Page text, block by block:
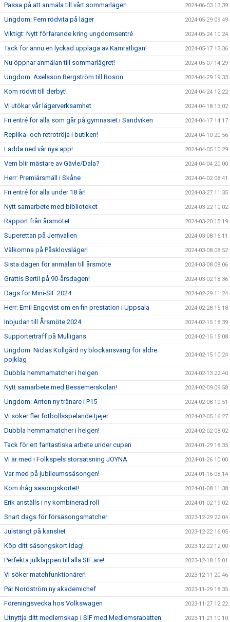
Passa på att anmäla till vårt sommarläger! 2024-06-03 13:39
Ungdom: Fem rödvita på läger 2024-05-29 09:49
Viktigt: Nytt förfarande kring ungdomsentré 2024-05-24 10:24
Tack för ännu en lyckad upplaga av Kamratligan! 2024-05-17 13:36
Nu öppnar anmälan till sommarlägret! 2024-05-07 14:29
Ungdom: Axelsson Bergström till Bosön 2024-04-29 19:33
Kom rödvit till derbyt! 2024-04-24 12:22
Vi utökar vår lägerverksamhet 2024-04-18 13:02
Fri entré för alla som går på gymnasiet i Sandviken 2024-04-17 14:17
Replika- och retrotröja i butiken! 2024-04-10 20:56
Ladda ned vår nya app! 2024-04-05 10:29
Vem blir mästare av Gävle/Dala? 2024-04-04 20:00
Herr: Premiärsmäll i Skåne 2024-04-02 08:41
Fri entré för alla under 18 år! 2024-03-27 11:35
Nytt samarbete med biblioteket 2024-03-22 10:02
Rapport från årsmötet 2024-03-20 15:19
Superettan på Jernvallen 2024-03-08 16:11
Välkomna på Påsklovsläger! 2024-03-08 08:52
Sista dagen för anmälan till årsmöte 2024-03-08 08:06
Grattis Bertil på 90-årsdagen! 2024-03-02 18:36
Dags för Mini-SIF 2024 2024-02-29 11:24
Herr: Emil Engqvist om en fin prestation i Uppsala 2024-02-28 15:18
Inbjudan till Årsmöte 2024 2024-02-15 18:39
Supporterträff på Mulligans 2024-02-15 15:08
Ungdom: Niclas Kollgård ny blockansvarig för äldre
pojklag
2024-02-15 10:24
Dubbla hemmamatcher i helgen 2024-02-13 22:40
Nytt samarbete med Bessemerskolan! 2024-02-09 09:58
Ungdom: Anton ny tränare i P15 2024-02-08 10:51
Vi söker fler fotbollsspelande tjejer 2024-02-05 16:27
Dubbla hemmamatcher i helgen! 2024-02-02 08:02
Tack för ert fantastiska arbete under cupen 2024-01-29 18:35
Vi är med i Folkspels storsatsning JOYNA 2024-01-26 10:00
Var med på jubileumssäsongen! 2024-01-16 08:14
Kom ihåg säsongskortet! 2024-01-08 11:38
Erik anställs i ny kombinerad roll 2024-01-02 19:02
Snart dags för försäsongsmatcher 2023-12-29 22:04
Julstängt på kansliet 2023-12-22 16:05
Köp ditt säsongskort idag! 2023-12-22 12:00
Perfekta julklappen till alla SIF:are! 2023-12-18 15:01
Vi söker matchfunktionärer! 2023-12-11 20:46
Pär Nordström ny akademichef 2023-11-29 18:35
Föreningsvecka hos Volkswagen 2023-11-27 12:22
Utnyttja ditt medlemskap i SIF med Medlemsrabatten 2023-11-21 10:10